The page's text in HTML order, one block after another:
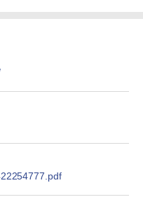
熊よけスプレー 熊スプレー
超強力クマ対策スプレー 30
安全ロック搭載 携帯収納袋
山・キャンプ・アウトドア・
存可能 緊急時用 日本国内発